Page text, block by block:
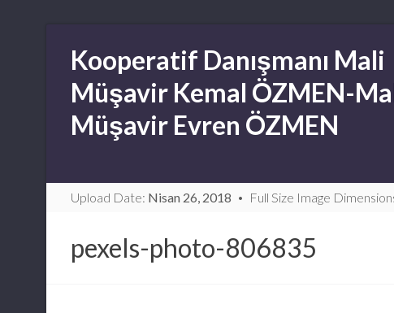
contentKooperatif Danışmanı Mali
Müşavir Kemal ÖZMEN-
Müşavir Evren ÖZMEN
Upload Date: Nisan 26, 2018 Full Size Image
pexels-photo-806835